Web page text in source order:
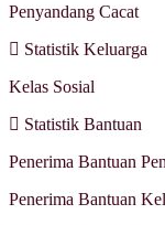
Penyandang Cacat
Statistik Keluarga
Kelas Sosial
Statistik Bantuan
Penerima Bantuan
Penerima Bantuan